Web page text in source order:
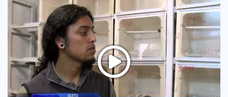
Previous